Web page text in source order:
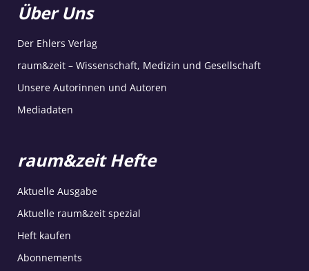
Über Uns
Der Ehlers Verlag
raum&zeit – Wissenschaft, Medizin und Gesellschaft
Unsere Autorinnen und Autoren
Mediadaten
raum&zeit Hefte
Aktuelle Ausgabe
Aktuelle raum&zeit spezial
Heft kaufen
Abonnements